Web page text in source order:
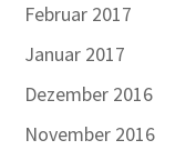
Februar 2017
Januar 2017
Dezember 2016
November 2016